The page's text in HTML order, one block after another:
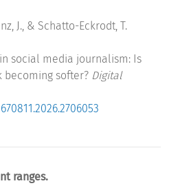
J., & Schatto-Eckrodt, T.
social media journalism: Is
becoming softer? Digital
ranges.